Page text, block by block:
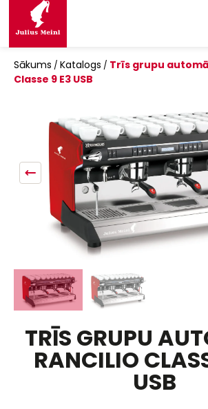
content
Sākums / Katalogs / Trīs grupu
Classe 9 E3 USB
TRĪS GRUPU
RANCILIO
USB